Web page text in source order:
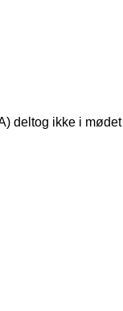
deltog ikke i mødet